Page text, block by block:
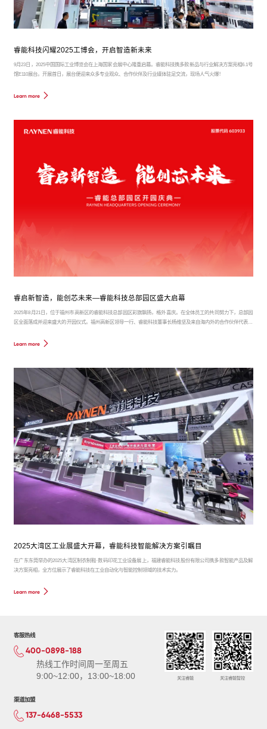
睿能科技闪耀2025工博会，开启智造新未来
9月23日，2025中国国际工业博览会在上海国家会展中心隆重启幕。睿能科技携多款新品与行业解决方案亮相6.1号
馆E110展台。开展首日，展台便迎来众多专业观众、合作伙伴及行业媒体驻足交流，现场人气火爆！
Learn more
睿启新智造，能创芯未来—睿能科技总部园区盛大启幕
2025年8月21日，位于福州市高新区的睿能科技总部园区彩旗飘扬，格外喜庆。在全体员工的共同努力下，总部园
区全面落成并迎来盛大的开园仪式。福州高新区领导一行、睿能科技董事长杨维坚及来自海内外的合作伙伴代表、
Learn more
2025大湾区工业展盛大开幕，睿能科技智能解决方案引瞩目
在广东东莞举办的2025大湾区制衣制鞋·数码印花工业设备展上，福建睿能科技股份有限公司携多款智能产品及解
决方案亮相，全方位展示了睿能科技在工业自动化与智能控制领域的技术实力。
Learn more
客服热线
400-0898-188
热线工作时间周一至周五
9:00~12:00，13:00~18:00
渠道加盟
137-6468-5533
关注睿能 关注睿能智控